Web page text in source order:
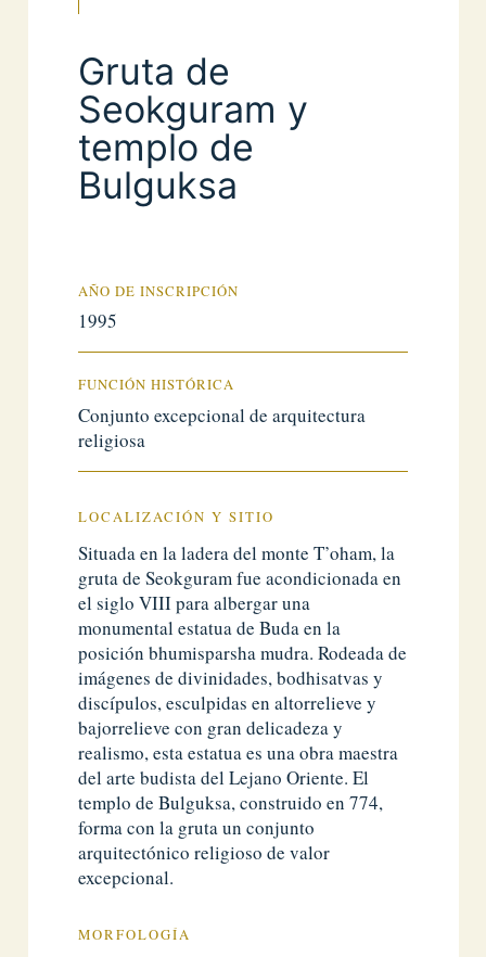
Gruta de
Seokguram y
templo de
Bulguksa
AÑO DE INSCRIPCIÓN
1995
FUNCIÓN HISTÓRICA
Conjunto excepcional de arquitectura
religiosa
LOCALIZACIÓN Y SITIO
Situada en la ladera del monte T’oham, la
gruta de Seokguram fue acondicionada en
el siglo VIII para albergar una
monumental estatua de Buda en la
posición bhumisparsha mudra. Rodeada de
imágenes de divinidades, bodhisatvas y
discípulos, esculpidas en altorrelieve y
bajorrelieve con gran delicadeza y
realismo, esta estatua es una obra maestra
del arte budista del Lejano Oriente. El
templo de Bulguksa, construido en 774,
forma con la gruta un conjunto
arquitectónico religioso de valor
excepcional.
MORFOLOGÍA